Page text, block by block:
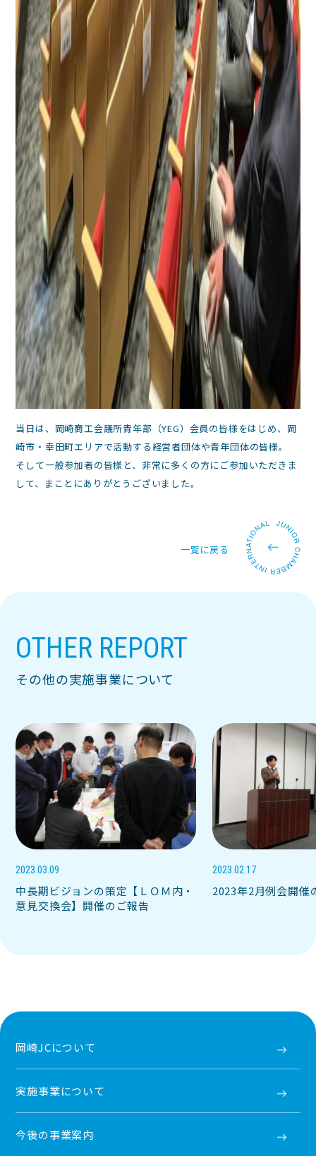
当日は、岡崎商工会議所青年部（YEG）会員の皆様をはじめ、岡
崎市・幸田町エリアで活動する経営者団体や青年団体の皆様。
そして一般参加者の皆様と、非常に多くの方にご参加いただきま
して、まことにありがとうございました。
一覧に戻る
OTHER REPORT
その他の実施事業について
2023.03.09
中長期ビジョンの策定【ＬＯＭ内・
意見交換会】開催のご報告
2023.02.17
2023年2月例会開催
岡崎JCについて
実施事業について
今後の事業案内